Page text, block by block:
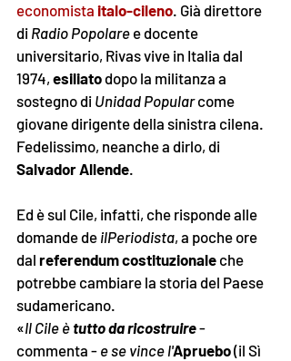
economista italo-cileno. Già direttore
di Radio Popolare e docente
universitario, Rivas vive in Italia dal
1974, esiliato dopo la militanza a
sostegno di Unidad Popular come
giovane dirigente della sinistra cilena.
Fedelissimo, neanche a dirlo, di
Salvador Allende.
Ed è sul Cile, infatti, che risponde alle
domande de ilPeriodista, a poche ore
dal referendum costituzionale che
potrebbe cambiare la storia del Paese
sudamericano.
«Il Cile è tutto da ricostruire -
commenta - e se vince l'Apruebo (il Sì